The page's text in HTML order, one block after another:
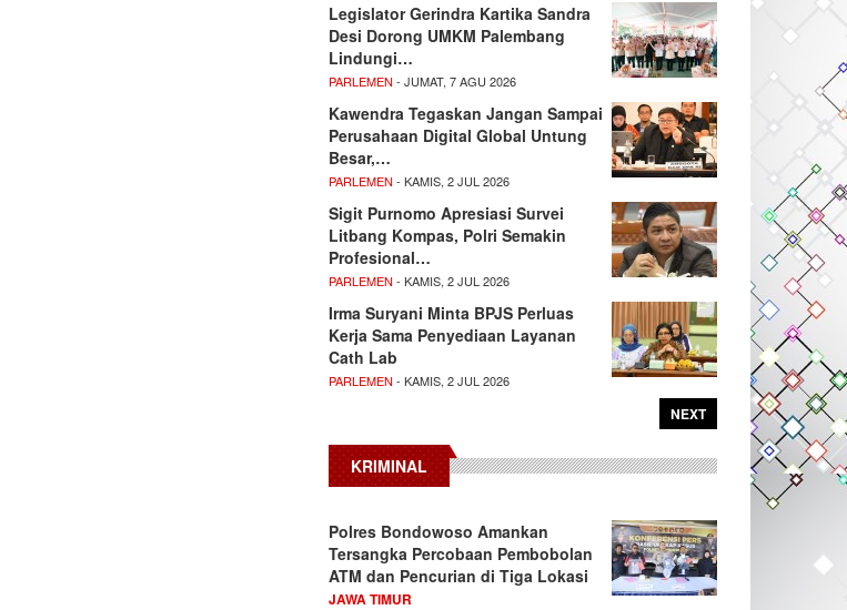
Legislator Gerindra Kartika Sandra
Desi Dorong UMKM Palembang
Lindungi…
PARLEMEN - JUMAT, 7 AGU 2026
Kawendra Tegaskan Jangan Sampai
Perusahaan Digital Global Untung
Besar,…
PARLEMEN - KAMIS, 2 JUL 2026
Sigit Purnomo Apresiasi Survei
Litbang Kompas, Polri Semakin
Profesional…
PARLEMEN - KAMIS, 2 JUL 2026
Irma Suryani Minta BPJS Perluas
Kerja Sama Penyediaan Layanan
Cath Lab
PARLEMEN - KAMIS, 2 JUL 2026
NEXT
KRIMINAL
Polres Bondowoso Amankan
Tersangka Percobaan Pembobolan
ATM dan Pencurian di Tiga Lokasi
JAWA TIMUR